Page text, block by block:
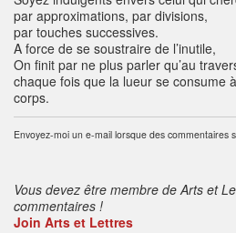
par approximations, par divisions,
par touches successives.
A force de se soustraire de l’inutile,
On finit par ne plus parler qu’au
chaque fois que la lueur se consume
corps.
Envoyez-moi un e-mail lorsque des commentaires
Vous devez être membre de Arts et
commentaires !
Join Arts et Lettres